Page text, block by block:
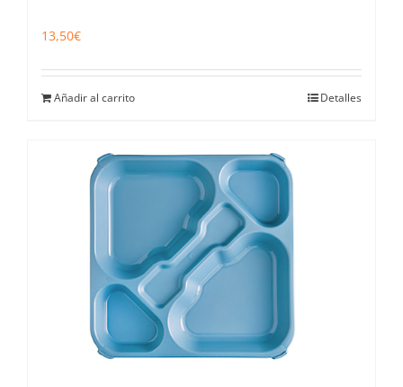
13,50€
Añadir al carrito Detalles